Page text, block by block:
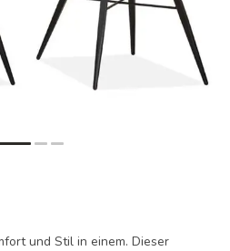
und Stil in einem. Dieser